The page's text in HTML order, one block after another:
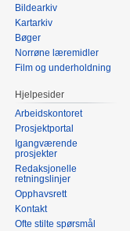
Bildearkiv
Kartarkiv
Bøger
Norrøne læremidler
Film og underholdning
Hjelpesider
Arbeidskontoret
Prosjektportal
Igangværende
prosjekter
Redaksjonelle
retningslinjer
Opphavsrett
Kontakt
Ofte stilte spørsmål